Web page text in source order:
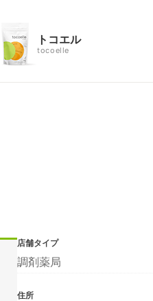
トコエル
tocoelle
店舗タイプ
調剤薬局
住所